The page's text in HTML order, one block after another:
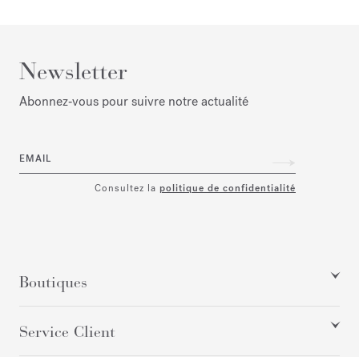
Newsletter
Abonnez‑vous pour suivre notre actualité
EMAIL
Consultez la politique de confidentialité
Boutiques
Service Client